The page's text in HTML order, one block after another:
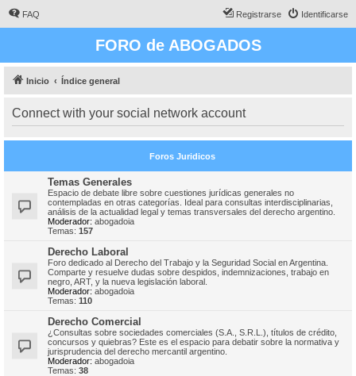
FAQ Identificarse
Registrarse
FORO de ABOGADOS
Inicio Índice general
Connect with your social network account
Foros Juridicos
Temas Generales
Espacio de debate libre sobre cuestiones jurídicas generales no
contempladas en otras categorías. Ideal para consultas interdisciplinarias,
análisis de la actualidad legal y temas transversales del derecho argentino.
Moderador: abogadoia
Temas: 157
Derecho Laboral
Foro dedicado al Derecho del Trabajo y la Seguridad Social en Argentina.
Comparte y resuelve dudas sobre despidos, indemnizaciones, trabajo en
negro, ART, y la nueva legislación laboral.
Moderador: abogadoia
Temas: 110
Derecho Comercial
¿Consultas sobre sociedades comerciales (S.A., S.R.L.), títulos de crédito,
concursos y quiebras? Este es el espacio para debatir sobre la normativa y
jurisprudencia del derecho mercantil argentino.
Moderador: abogadoia
Temas: 38